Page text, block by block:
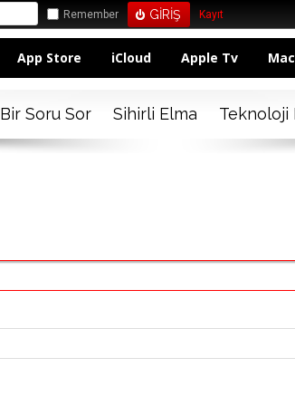
Remember Kayıt
App Store iCloud Apple Tv
Bir Soru Sor Sihirli Elma Teknoloji